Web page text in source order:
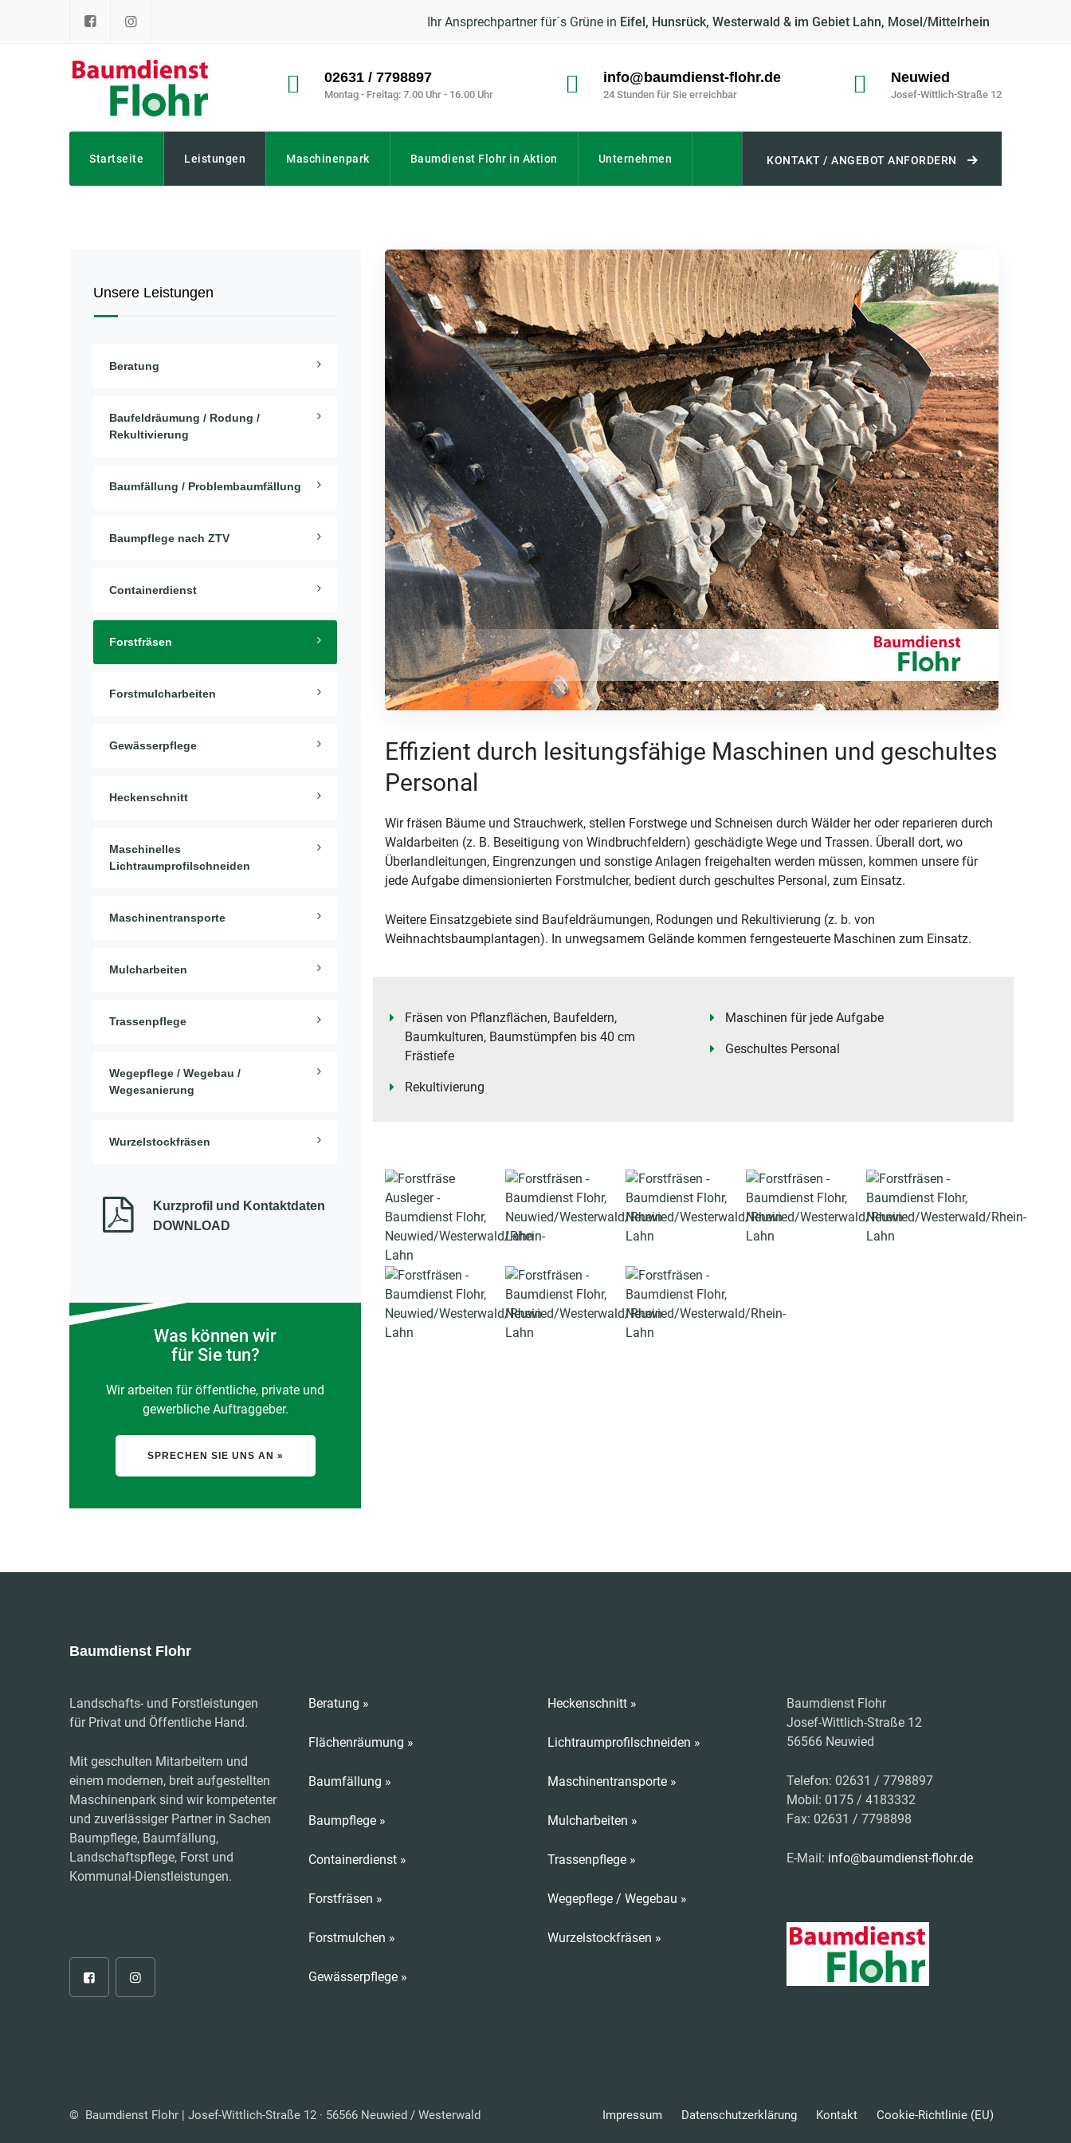
Ihr Ansprechpartner für´s Grüne in Eifel, Hunsrück, Westerwald & im Gebiet Lahn, Mosel/Mittelrhein
02631 / 7798897
Montag - Freitag: 7.00 Uhr - 16.00 Uhr
info@baumdienst-flohr.de
24 Stunden für Sie erreichbar
Neuwied
Josef-Wittlich-Straße 12
Startseite Leistungen Maschinenpark Baumdienst Flohr in Aktion Unternehmen KONTAKT / ANGEBOT ANFORDERN
Effizient durch lesitungsfähige Maschinen und geschultes
Personal
Wir fräsen Bäume und Strauchwerk, stellen Forstwege und Schneisen durch Wälder her oder reparieren durch
Waldarbeiten (z. B. Beseitigung von Windbruchfeldern) geschädigte Wege und Trassen. Überall dort, wo
Überlandleitungen, Eingrenzungen und sonstige Anlagen freigehalten werden müssen, kommen unsere für
jede Aufgabe dimensionierten Forstmulcher, bedient durch geschultes Personal, zum Einsatz.
Weitere Einsatzgebiete sind Baufeldräumungen, Rodungen und Rekultivierung (z. b. von
Weihnachtsbaumplantagen). In unwegsamem Gelände kommen ferngesteuerte Maschinen zum Einsatz.
Fräsen von Pflanzflächen, Baufeldern,
Baumkulturen, Baumstümpfen bis 40 cm
Frästiefe
Rekultivierung
Maschinen für jede Aufgabe
Geschultes Personal
Unsere Leistungen
Beratung
Baufeldräumung / Rodung /
Rekultivierung
Baumfällung / Problembaumfällung
Baumpflege nach ZTV
Containerdienst
Forstfräsen
Forstmulcharbeiten
Gewässerpflege
Heckenschnitt
Maschinelles
Lichtraumprofilschneiden
Maschinentransporte
Mulcharbeiten
Trassenpflege
Wegepflege / Wegebau /
Wegesanierung
Wurzelstockfräsen
Kurzprofil und Kontaktdaten
DOWNLOAD
Was können wir
für Sie tun?
Wir arbeiten für öffentliche, private und
gewerbliche Auftraggeber.
SPRECHEN SIE UNS AN »
Baumdienst Flohr
Landschafts- und Forstleistungen
für Privat und Öffentliche Hand.
Mit geschulten Mitarbeitern und
einem modernen, breit aufgestellten
Maschinenpark sind wir kompetenter
und zuverlässiger Partner in Sachen
Baumpflege, Baumfällung,
Landschaftspflege, Forst und
Kommunal-Dienstleistungen.
Beratung »
Flächenräumung »
Baumfällung »
Baumpflege »
Containerdienst »
Forstfräsen »
Forstmulchen »
Gewässerpflege »
Heckenschnitt »
Lichtraumprofilschneiden »
Maschinentransporte »
Mulcharbeiten »
Trassenpflege »
Wegepflege / Wegebau »
Wurzelstockfräsen »
Baumdienst Flohr
Josef-Wittlich-Straße 12
56566 Neuwied
Telefon: 02631 / 7798897
Mobil: 0175 / 4183332
Fax: 02631 / 7798898
E-Mail: info@baumdienst-flohr.de
© Baumdienst Flohr | Josef-Wittlich-Straße 12 · 56566 Neuwied / Westerwald Impressum Datenschutzerklärung Kontakt Cookie-Richtlinie (EU)